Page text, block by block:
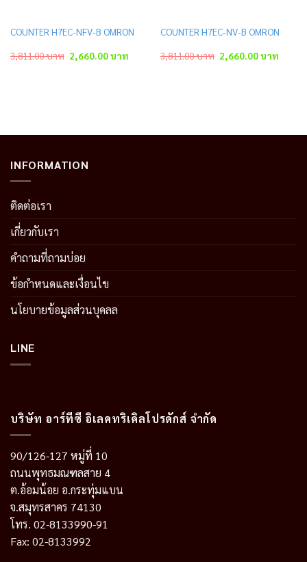
COUNTER H7EC-NFV-B OMRON
3,811.00บาท Original
price
2,660.00บาทCurrent
price
COUNTER H7EC-NV-B OMRON
3,811.00บาท Original
price
2,660.00บาท
price
INFORMATION
ติดต่อเรา
เกี่ยวกับเรา
คำถามที่ถามบ่อย
ข้อกำหนดและเงื่อนไข
นโยบายข้อมูลส่วนบุคลล
LINE
บริษัท อาร์ทีซี อิเลคทริเคิลโปรดักส์ จำกัด
90/126-127 หมู่ที่ 10
ถนนพุทธมณฑลสาย 4
ต.อ้อมน้อย อ.กระทุ่มแบน
จ.สมุทรสาคร 74130
โทร. 02-8133990-91
Fax: 02-8133992